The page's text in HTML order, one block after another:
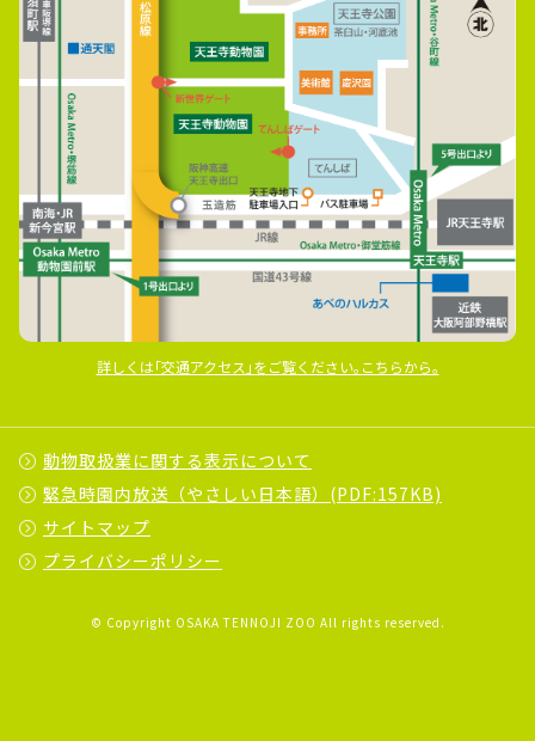
詳しくは｢交通アクセス｣をご覧ください｡こちらから｡
動物取扱業に関する表示について
緊急時園内放送（やさしい日本語）(PDF:157KB)
サイトマップ
プライバシーポリシー
© Copyright OSAKA TENNOJI ZOO All rights reserved.